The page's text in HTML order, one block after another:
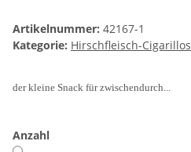
Artikelnummer: 42167-1
Kategorie: Hirschfleisch-Cigarillos
der kleine Snack für zwischendurch...
Anzahl